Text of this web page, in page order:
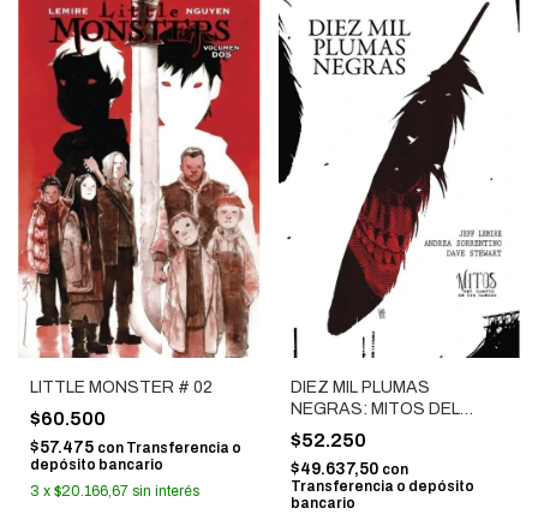
LITTLE MONSTER # 02
$60.500
$57.475 con Transferencia o
depósito bancario
3 x $20.166,67 sin interés
DIEZ MIL PLUMAS
NEGRAS: MITOS DEL
HUERTO DE LOS HUESOS
$52.250
$49.637,50 con
Transferencia o depósito
bancario